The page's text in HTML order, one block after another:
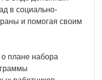
в социально-
и помогая своим
плане набора